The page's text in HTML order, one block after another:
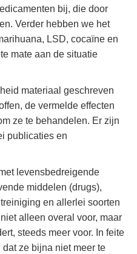
bij, die door
Verder hebben we het
LSD, cocaïne en
mate aan de situatie
materiaal geschreven
de vermelde effecten
ze te behandelen. Er zijn
publicaties en
levensbedreigende
middelen (drugs),
en allerlei soorten
alleen overal voor, maar
steeds meer voor. In feite
ze bijna niet meer te